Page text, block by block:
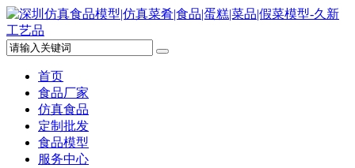
首页
食品厂家
仿真食品
定制批发
食品模型
服务中心